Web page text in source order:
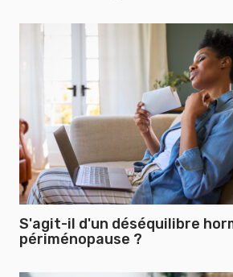
S'agit-il d'un déséquilibre
périménopause ?